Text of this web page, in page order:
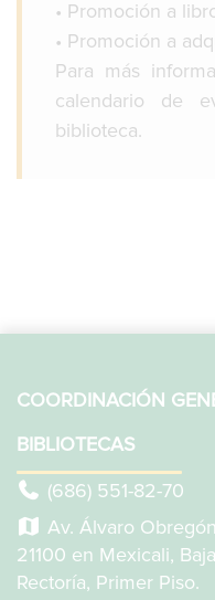
• Promoción a
• Promoción a
Para más
calendario de
biblioteca.
COORDINACIÓN
BIBLIOTECAS
(686) 551-82-70
Av. Álvaro
21100 en Mexicali,
Rectoría, Primer Piso.